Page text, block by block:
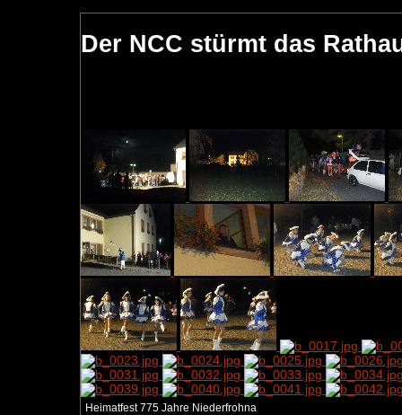
Der NCC stürmt das
Heimatfest 775 Jahre Niederfrohna